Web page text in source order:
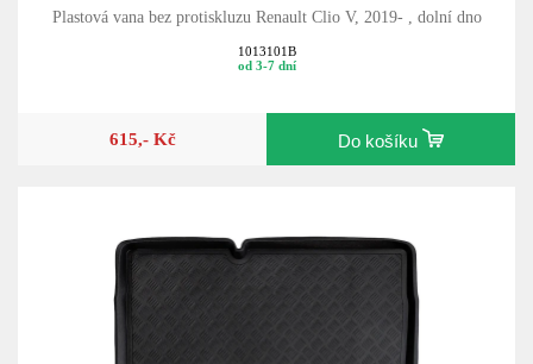
Plastová vana bez protiskluzu Renault Clio V, 2019- , dolní dno
1013101B
od 3-7 dní
615,- Kč Do košíku